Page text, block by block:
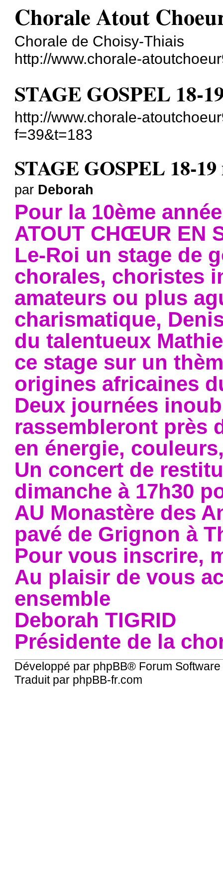
Chorale Atout
Chorale de Choisy-Thiais
http://www.chorale-
STAGE GOSPEL 18-
http://www.chorale-
f=39&t=183
STAGE GOSPEL 18-
par Deborah
Pour la 10ème
ATOUT CHŒUR EN
Le-Roi un stage de
chorales, choristes
amateurs ou plus
charismatique,
du talentueux
ce stage sur un
origines africaines
Deux journées
rassembleront près
en énergie,
Un concert de
dimanche à 17h30
AU Monastère des
pavé de Grignon à
Pour vous inscrire,
Au plaisir de vous
ensemble
Deborah TIGRID
Présidente de la
Développé par phpBB® Forum
Traduit par phpBB-fr.com